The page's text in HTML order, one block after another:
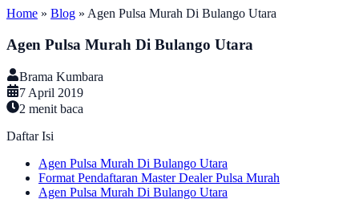
Home » Blog » Agen Pulsa Murah Di Bulango Utara
Agen Pulsa Murah Di Bulango Utara
Brama Kumbara
7 April 2019
2 menit baca
Daftar Isi
Agen Pulsa Murah Di Bulango Utara
Format Pendaftaran Master Dealer Pulsa Murah
Agen Pulsa Murah Di Bulango Utara